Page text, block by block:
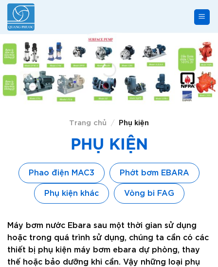
Skip
content
Trang chủ / Phụ kiện
PHỤ KIỆN
Phao điện MAC3
Phớt bơm EBARA
Phụ kiện khác
Vòng bi FAG
Máy bơm nước Ebara sau một thời gian sử dụng
hoặc trong quá trình sử dụng, chúng ta cần có các
thiết bị phụ kiện máy bơm ebara dự phòng, thay
thế hoặc bảo dưỡng khi cần. Vậy những loại phụ